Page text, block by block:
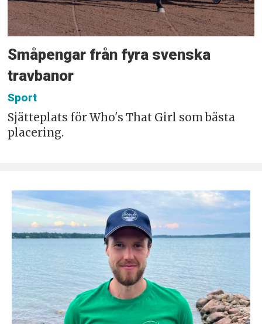
Småpengar från fyra svenska
travbanor
Sport
Sjätteplats för Who's That Girl som bästa
placering.